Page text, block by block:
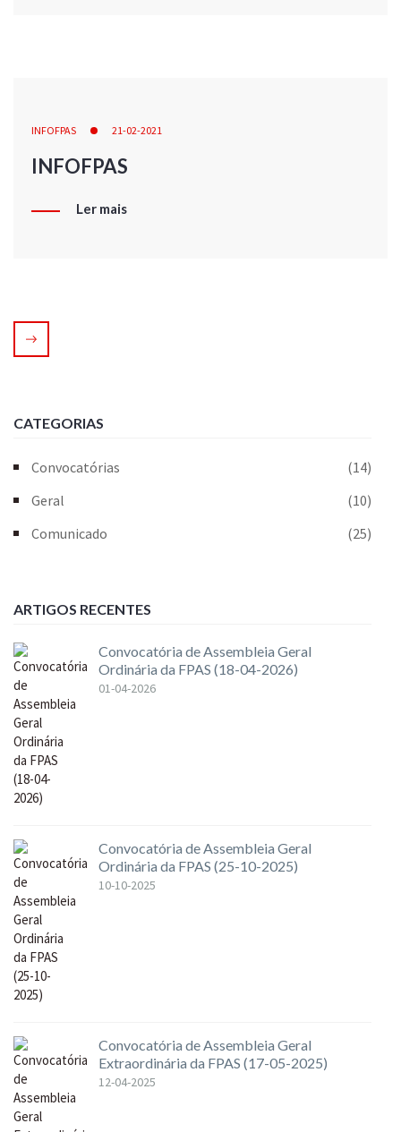
INFOFPAS 21-02-2021
INFOFPAS
Ler mais
CATEGORIAS
Convocatórias
(14)
Geral
(10)
Comunicado
(25)
ARTIGOS RECENTES
Convocatória de Assembleia Geral
Ordinária da FPAS (18-04-2026)
01-04-2026
Convocatória de Assembleia Geral
Ordinária da FPAS (25-10-2025)
10-10-2025
Convocatória de Assembleia Geral
Extraordinária da FPAS (17-05-2025)
12-04-2025